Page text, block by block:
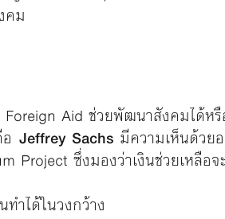
คม
Aid ช่วยพัฒนาสังคมได้ห
Jeffrey Sachs มีความเห็นด้วย
Project ซึ่งมองว่าเงินช่วยเหลื
ำได้ในวงกว้าง